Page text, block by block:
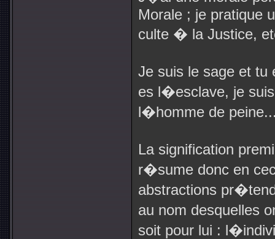
Morale ; je pratique
culte � la Justice,
Je suis le sage et
es l�esclave, je
l�homme de
La signification
r�sume donc en
abstractions
au nom desquelles
soit pour lui :